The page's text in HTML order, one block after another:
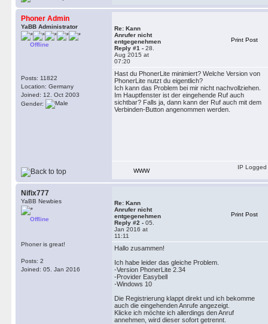
Phoner Admin
YaBB Administrator
Offline
Posts: 11822
Location: Germany
Joined: 12. Oct 2003
Gender:
Re: Kann
Anrufer nicht
entgegenehmen
Reply #1 - 28.
Aug 2015 at
07:20
Print Post
Hast du PhonerLite minimiert? Welche Version von
PhonerLite nutzt du eigentlich?
Ich kann das Problem bei mir nicht nachvollziehen.
Im Hauptfenster ist der eingehende Ruf auch
sichtbar? Falls ja, dann kann der Ruf auch mit dem
Verbinden-Button angenommen werden.
WWW
IP Logged
Nifix777
YaBB Newbies
Offline
Phoner is great!
Posts: 2
Joined: 05. Jan 2016
Re: Kann
Anrufer nicht
entgegenehmen
Reply #2 - 05.
Jan 2016 at
11:11
Print Post
Hallo zusammen!
Ich habe leider das gleiche Problem.
-Version PhonerLite 2.34
-Provider Easybell
-Windows 10
Die Registrierung klappt direkt und ich bekomme
auch die eingehenden Anrufe angezeigt.
Klicke ich möchte ich allerdings den Anruf
annehmen, wird dieser sofort getrennt.